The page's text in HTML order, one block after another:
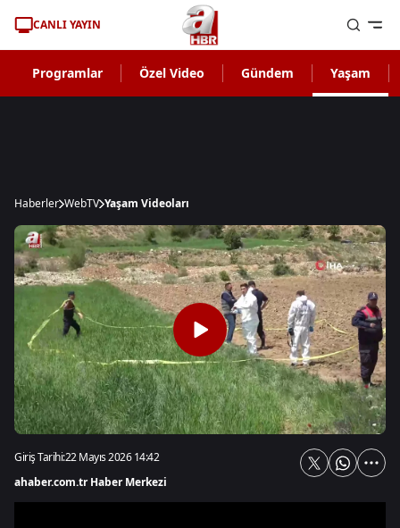
CANLI YAYIN
Programlar Özel Video Gündem Yaşam
Haberler WebTV Yaşam Videoları
Giriş Tarihi:22 Mayıs 2026 14:42
ahaber.com.tr Haber Merkezi